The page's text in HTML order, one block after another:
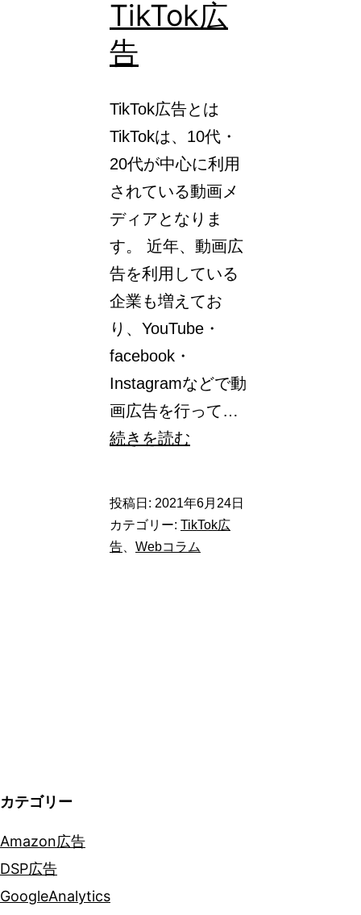
果
的
な
定
に
つ
い
て
TikTok広
告
TikTok広告とは
TikTokは、10代・
20代が中心に利用
されている動画メ
ディアとなりま
す。 近年、動画広
告を利用している
企業も増えてお
り、YouTube・
facebook・
Instagramなどで動
画広告を行って…
続きを読む
代
の
投稿日: 2021年6月24日
カテゴリー: TikTok広
告
Webコラム
カテゴリー
Amazon広告
DSP広告
GoogleAnalytics